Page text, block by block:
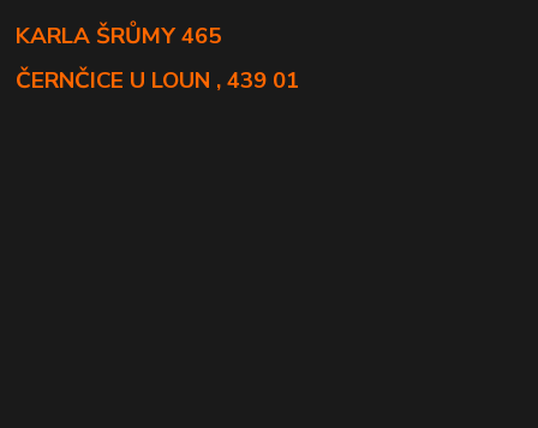
KARLA ŠRŮMY 465
ČERNČICE U LOUN , 439 01